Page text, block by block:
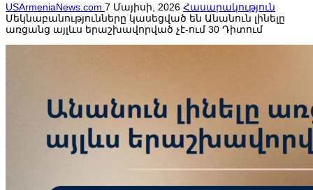
USArmeniaNews.com 7 Մայիսի, 2026 Հասարակություն
Մեկնաբանությունները կասեցված են Անանուն լինելը
առցանց այլևս երաշխավորված չէ-ում 30 Դիտում